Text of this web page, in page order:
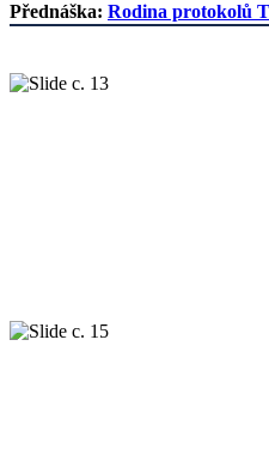
Přednáška: Rodina protokolů